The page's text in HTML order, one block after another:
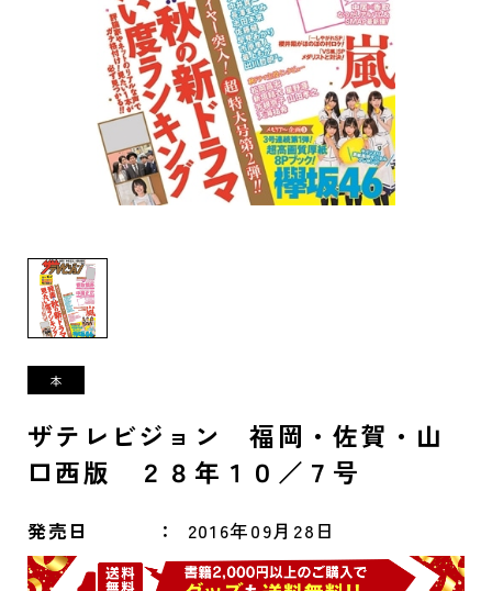
ザテレビジョン 福岡・佐賀・山
口西版 ２８年１０／７号
発売日 2016年09月28日